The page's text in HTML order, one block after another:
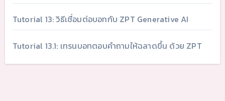
Tutorial 13: วิธีเชื่อมต่อบอทกับ ZPT Generative AI
Tutorial 13.1: เทรนบอทตอบคำถามให้ฉลาดขึ้น ด้วย ZPT